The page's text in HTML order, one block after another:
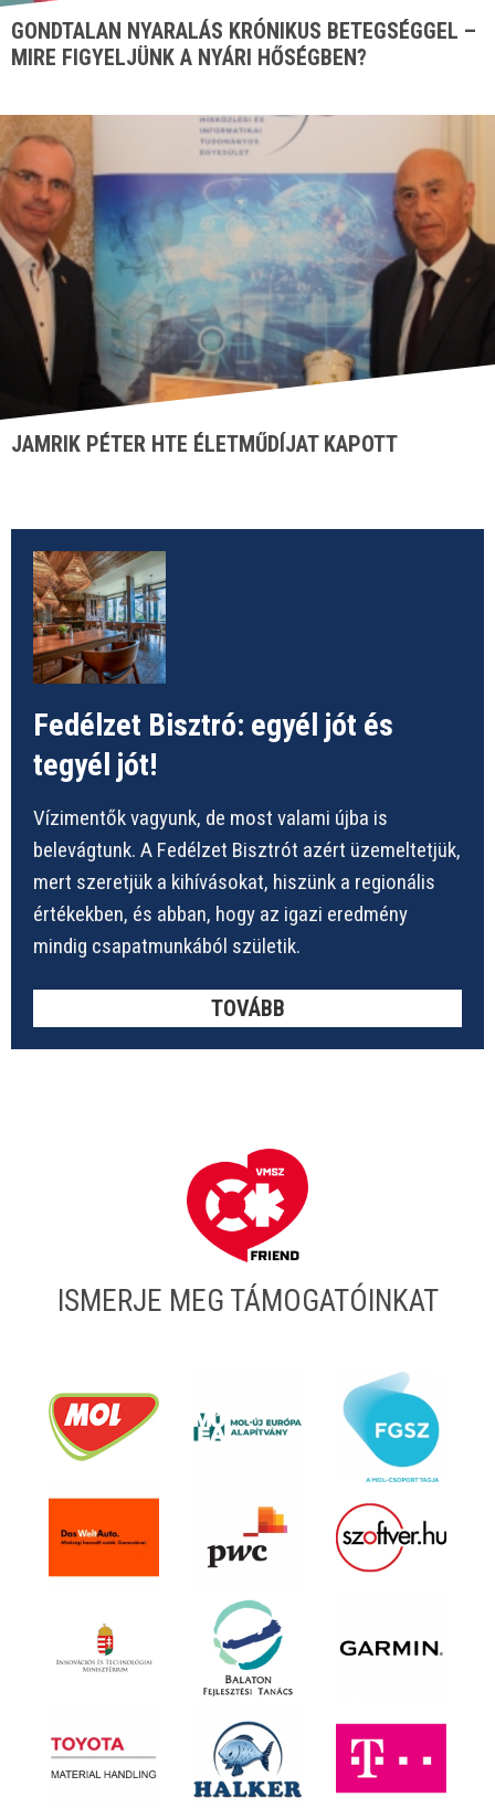
GONDTALAN NYARALÁS KRÓNIKUS BETEGSÉGGEL –
MIRE FIGYELJÜNK A NYÁRI HŐSÉGBEN?
JAMRIK PÉTER HTE ÉLETMŰDÍJAT KAPOTT
Fedélzet Bisztró: egyél jót és
tegyél jót!
Vízimentők vagyunk, de most valami újba is
belevágtunk. A Fedélzet Bisztrót azért üzemeltetjük,
mert szeretjük a kihívásokat, hiszünk a regionális
értékekben, és abban, hogy az igazi eredmény
mindig csapatmunkából születik.
TOVÁBB
ISMERJE MEG TÁMOGATÓINKAT